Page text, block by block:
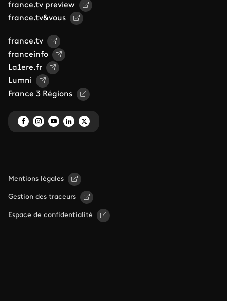
france.tv preview
france.tv&vous
france.tv
franceinfo
La1ere.fr
Lumni
France 3 Régions
Mentions légales
Gestion des traceurs
Espace de confidentialité